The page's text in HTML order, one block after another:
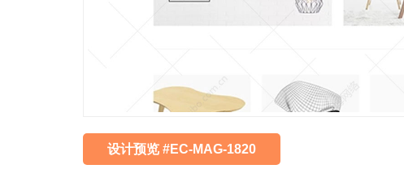
设计预览 #EC-MAG-1820